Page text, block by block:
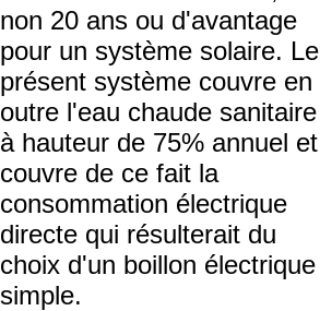
non 20 ans ou d'avantage
pour un système solaire. Le
présent système couvre en
outre l'eau chaude sanitaire
à hauteur de 75% annuel et
couvre de ce fait la
consommation électrique
directe qui résulterait du
choix d'un boillon électrique
simple.